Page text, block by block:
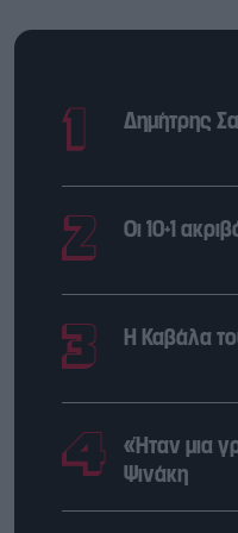
Δημήτρης
Οι 10+1
Η Καβάλα
«Ήταν μια
Ψινάκη